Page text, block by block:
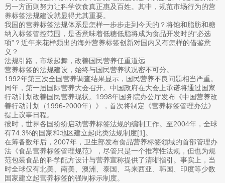
另一方面则努力让科学饮食真正惠及百姓。其中，规范市场行为的营
养标签法规建设就显得尤其重要。
我国的营养标签法规体系是怎样一步步走到今天的？将饱和脂肪和糖
纳入标签管控范围，是否意味着低糖低脂将成为食品开发时的“必选
项”？近年来花样频出的海外营养标签创新对国内又有怎样的借鉴意
义？
法规引路，市场起舞，改善国民营养任重道远
营养标签的法规建设，始终与国民营养状况密不可分。
1992年第三次全国营养调查结果显示，国民营养不良问题相当严重。
同年，第一届国际营养大会召开。中国政府在大会上承诺将通过国家
行动计划改善国民营养现状。1998年国务院办公厅发布《中国营养改
善行动计划（1996-2000年）》，首次将制定《营养标签管理办法》
提上议事日程。
彼时，世界各国纷纷启动营养标签法规的编制工作。至2004年，全球
有74.3%的国家和地区建立起此类法规制度[1]。
在筹备数年后，2007年，卫生部发布食品营养标签领域的首部管理办
法《食品营养标签管理规范》，尽管只是一个推荐性法规，但也为规
范包装食品的科学配方设计与营养宣称提供了清晰指引。事实上，当
时全球仅有北美、南美、澳洲、泰国、马来西亚、韩国、印度等少数
国家建立起营养标签的强制标示制度。